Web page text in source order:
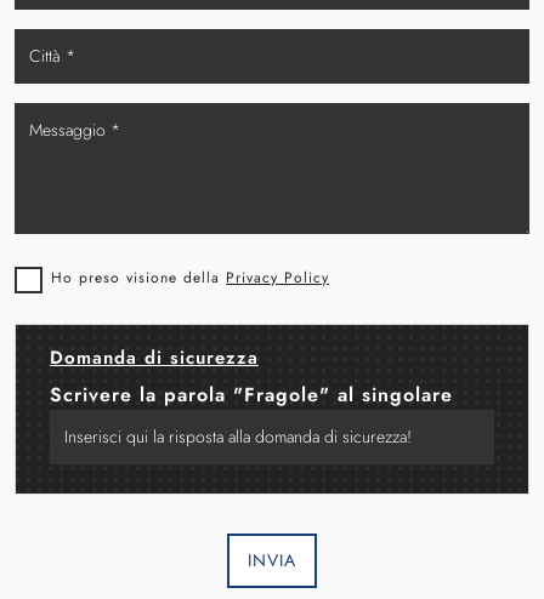
Ho preso visione della Privacy Policy
Domanda di sicurezza
Scrivere la parola "Fragole" al singolare
INVIA